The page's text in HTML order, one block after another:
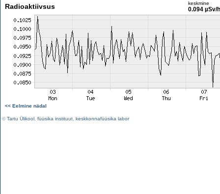
Radioaktiivsus keskmine
0.094 µSv/h
<< Eelmine nädal
©Tartu Ülikool füüsika instituut keskkonnafüüsika labor